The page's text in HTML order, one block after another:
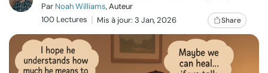
Relations
Famille
Par Noah Williams, Auteur
100 Lectures
Mis à jour: 3 Jan, 2026 Share